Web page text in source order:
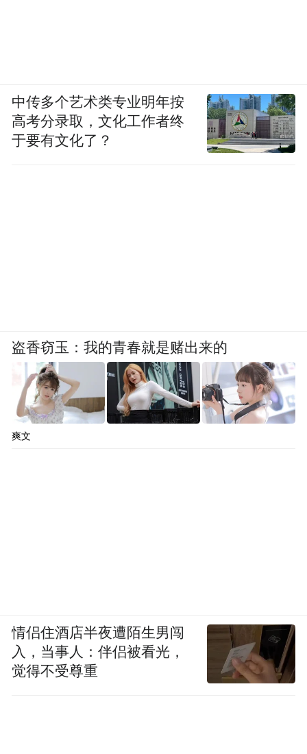
中传多个艺术类专业明年按
高考分录取，文化工作者终
于要有文化了？
盗香窃玉：我的青春就是赌出来的
爽文
情侣住酒店半夜遭陌生男闯
入，当事人：伴侣被看光，
觉得不受尊重